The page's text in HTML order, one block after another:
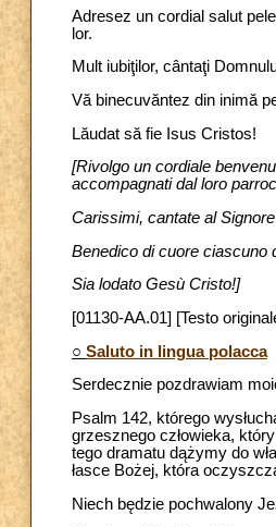
Adresez un cordial salut
lor.
Mult iubiţilor, cântaţi
Vă binecuvăntez din inimă
Lăudat să fie Isus Cristos!
[Rivolgo un cordiale
accompagnati dal loro
Carissimi, cantate al
Benedico di cuore ciascuno
Sia lodato Gesù Cristo!]
[01130-AA.01] [Testo
○ Saluto in lingua polacca
Serdecznie pozdrawiam
Psalm 142, którego
grzesznego człowieka,
tego dramatu dążymy do
łasce Bożej, która
Niech będzie pochwalony